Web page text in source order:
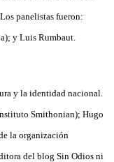
panelistas fueron:
y Luis Rumbaut.
y la identidad nacional.
Smithonian); Hugo
la organización
del blog Sin Odios ni